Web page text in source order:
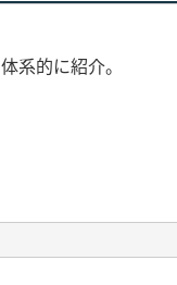
系的に紹介。